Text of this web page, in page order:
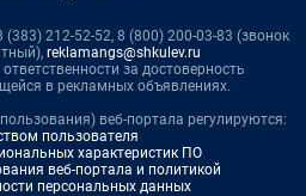
212-52-52, 8 (800) 200-03-83 (звонок
reklamangs@shkulev.ru
за достоверность
в рекламных объявлениях.
веб-портала регулируются:
пользователя
характеристик ПО
веб-портала и политикой
персональных данных